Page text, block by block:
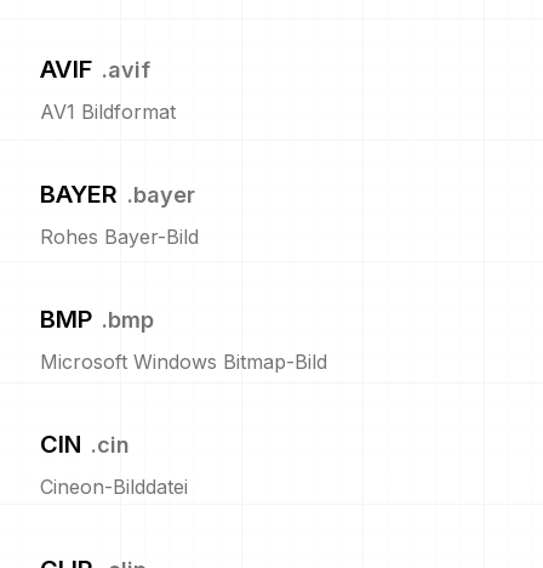
AVIF .avif
AV1 Bildformat
BAYER .bayer
Rohes Bayer-Bild
BMP .bmp
Microsoft Windows Bitmap-Bild
CIN .cin
Cineon-Bilddatei